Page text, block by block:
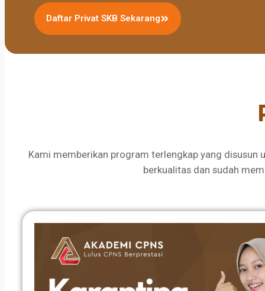
Daftar Privat SKB Sekarang
Kami memberikan program terlengkap yang disusun
berkualitas dan sudah